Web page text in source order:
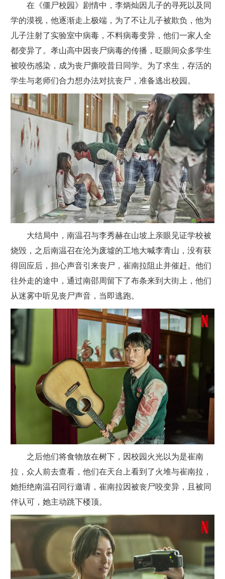
在 《僵尸校园》 剧情中，李炳灿因儿子的寻死以及同
学的漠视，他逐渐走上极端，为了不让儿子被欺负，他为
儿子注射了实验室中病毒，不料病毒变异，他们一家人全
都变异了。孝山高中因丧尸病毒的传播，眨眼间众多学生
被咬伤感染，成为丧尸撕咬昔日同学。为了求生，存活的
学生与老师们合力想办法对抗丧尸，准备逃出校园。
大结局中，南温召与李秀赫在山坡上亲眼见证学校被
烧毁，之后南温召在沦为废墟的工地大喊李青山，没有获
得回应后，担心声音引来丧尸，崔南拉阻止并催赶。他们
往外走的途中，通过南邵周留下了布条来到大街上，他们
从迷雾中听见丧尸声音，当即逃跑。
之后他们将食物放在树下，因校园火光以为是崔南
拉，众人前去查看，他们在天台上看到了火堆与崔南拉，
她拒绝南温召同行邀请，崔南拉因被丧尸咬变异，且被同
伴认可，她主动跳下楼顶。